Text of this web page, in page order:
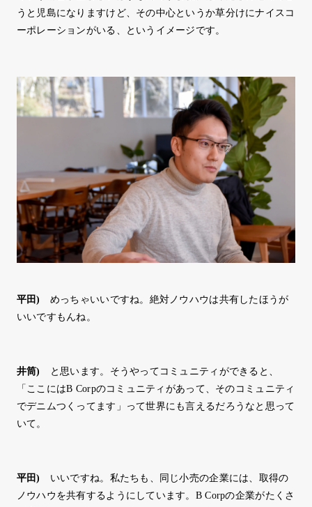
うと児島になりますけど、その中心というか草分けにナイスコ
ーポレーションがいる、というイメージです。
平田)
めっちゃいいですね。絶対ノウハウは共有したほうが
いいですもんね。
井筒)
と思います。そうやってコミュニティができると、
「ここにはB Corpのコミュニティがあって、そのコミュニティ
でデニムつくってます」って世界にも言えるだろうなと思って
いて。
平田)
いいですね。私たちも、同じ小売の企業には、取得の
ノウハウを共有するようにしています。B Corpの企業がたくさ